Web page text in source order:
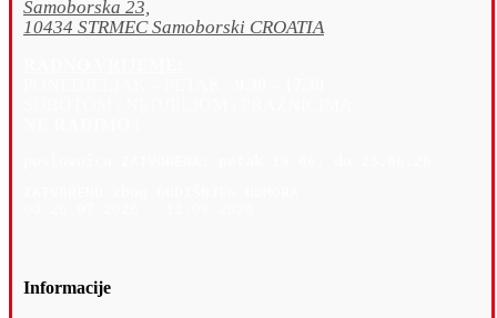
Samoborska 23,
10434 STRMEC Samoborski CROATIA
Informacije